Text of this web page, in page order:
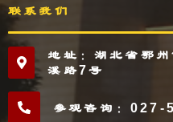
联系我们
地址：湖北省鄂
溪路7号
参观咨询：027-